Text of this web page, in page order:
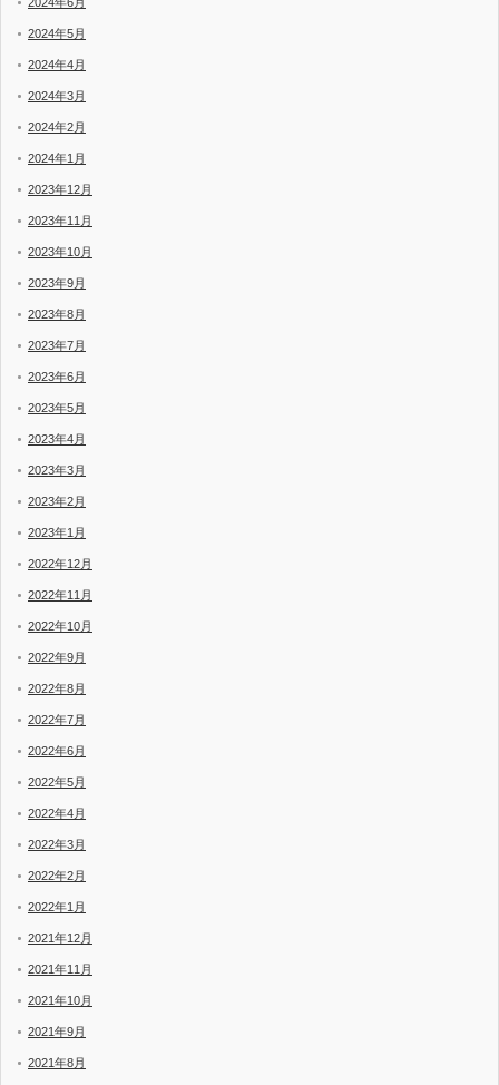
2024年5月
2024年4月
2024年3月
2024年2月
2024年1月
2023年12月
2023年11月
2023年10月
2023年9月
2023年8月
2023年7月
2023年6月
2023年5月
2023年4月
2023年3月
2023年2月
2023年1月
2022年12月
2022年11月
2022年10月
2022年9月
2022年8月
2022年7月
2022年6月
2022年5月
2022年4月
2022年3月
2022年2月
2022年1月
2021年12月
2021年11月
2021年10月
2021年9月
2021年8月